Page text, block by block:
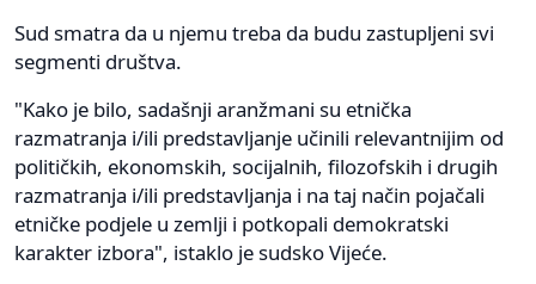
Sud smatra da u njemu treba da budu zastupljeni svi
segmenti društva.
"Kako je bilo, sadašnji aranžmani su etnička
razmatranja i/ili predstavljanje učinili relevantnijim od
političkih, ekonomskih, socijalnih, filozofskih i drugih
razmatranja i/ili predstavljanja i na taj način pojačali
etničke podjele u zemlji i potkopali demokratski
karakter izbora", istaklo je sudsko Vijeće.